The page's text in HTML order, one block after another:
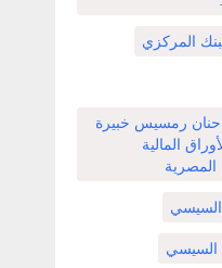
المركزي
حنان رمسيس خبيرة
المالية
السيسي
السيسي